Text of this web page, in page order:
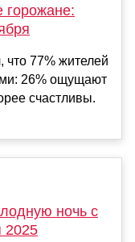
горожане:
что 77% жителей
26% ощущают
счастливы.
ночь с
2025